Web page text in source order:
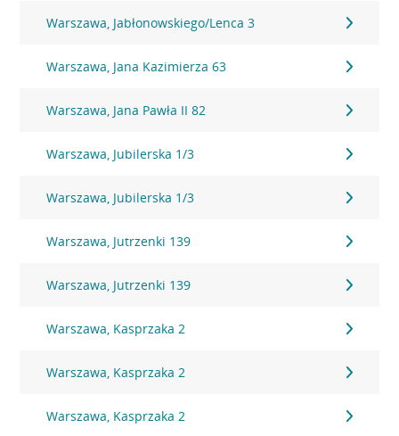
Warszawa, Jabłonowskiego/Lenca 3
Warszawa, Jana Kazimierza 63
Warszawa, Jana Pawła II 82
Warszawa, Jubilerska 1/3
Warszawa, Jubilerska 1/3
Warszawa, Jutrzenki 139
Warszawa, Jutrzenki 139
Warszawa, Kasprzaka 2
Warszawa, Kasprzaka 2
Warszawa, Kasprzaka 2